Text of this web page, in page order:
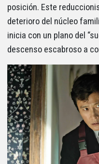
posición. Este
deterioro del núcleo
inicia con un plano del
descenso escabroso a